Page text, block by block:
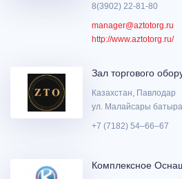
8(3902) 22-81-80
manager@aztotorg.ru
http://www.aztotorg.ru/
Зал торгового
Казахстан, Павлодар
ул. Малайсары
+7 (7182) 54‒66‒67
Комплексное